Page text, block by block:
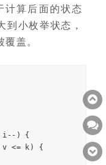
计算后面的状态
小枚举状态，
盖。
i -- )
{
v <= k )
{